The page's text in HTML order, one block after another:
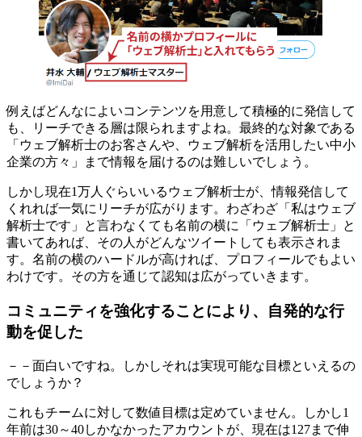
例えばどんなによいコンテンツを用意して積極的に発信して
も、リーチできる層は限られますよね。最終的な対象である
「ウェブ解析士のお客さんや、ウェブ解析を活用したい中小
企業の方々」まで情報を届けるのは難しいでしょう。
しかし現在1万人ぐらいいるウェブ解析士が、情報発信して
くれれば一気にリーチが広がります。わざわざ「私はウェブ
解析士です」と言わなくても名前の横に「ウェブ解析士」と
書いてあれば、その人がどんなツイートしても表示されま
す。名前の横のハードルが高ければ、プロフィールでもよい
わけです。その方を通じて認知は広がっていきます。
コミュニティを強化することにより、自発的な行
動を促した
－－面白いですね。しかしそれは実現可能な目標といえるの
でしょうか？
これもチームに対して数値目標は定めていません。しかし1
年前は30～40しかなかったアカウントが、現在は127まで伸